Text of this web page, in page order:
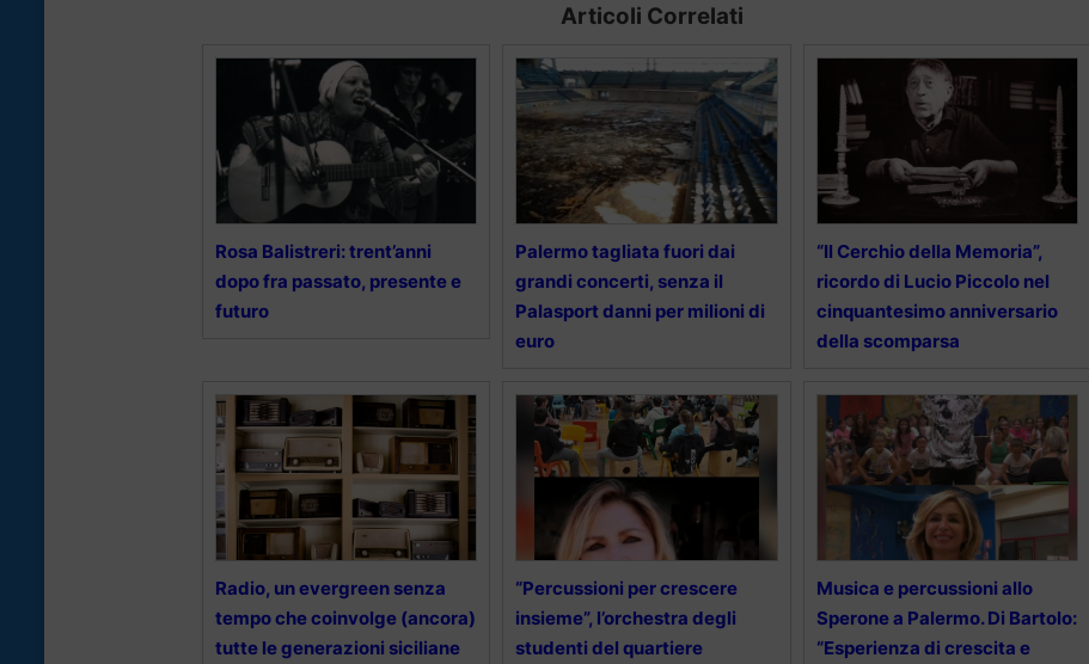
Articoli Correlati
Rosa Balistreri: trent’anni
dopo fra passato, presente e
futuro
Palermo tagliata fuori dai
grandi concerti, senza il
Palasport danni per milioni di
euro
“Il Cerchio della Memoria”,
ricordo di Lucio Piccolo nel
cinquantesimo anniversario
della scomparsa
Radio, un evergreen senza
tempo che coinvolge (ancora)
tutte le generazioni siciliane
“Percussioni per crescere
insieme”, l’orchestra degli
studenti del quartiere
Musica e percussioni allo
Sperone a Palermo. Di Bartolo:
“Esperienza di crescita e